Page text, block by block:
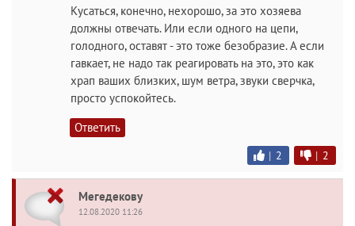
Кусаться, конечно, нехорошо, за это хозяева
должны отвечать. Или если одного на цепи,
голодного, оставят - это тоже безобразие. А если
гавкает, не надо так реагировать на это, это как
храп ваших близких, шум ветра, звуки сверчка,
просто успокойтесь.
Ответить
| 2 | 2
Мегедекову
12.08.2020 11:26